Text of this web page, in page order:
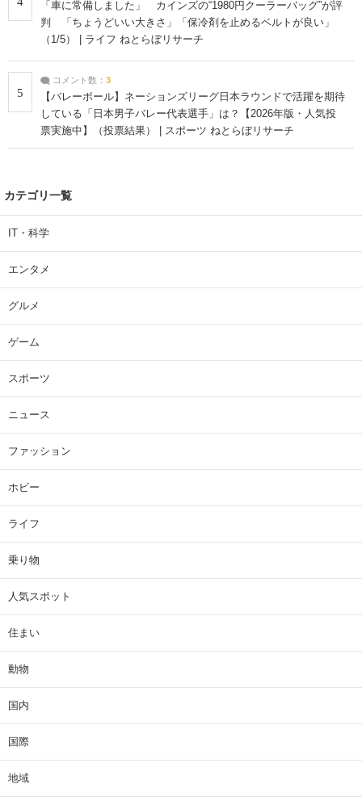
「車に常備しました」 カインズの“1980円クーラーバッグ”が評
判 「ちょうどいい大きさ」「保冷剤を止めるベルトが良い」
（1/5） | ライフ ねとらぼリサーチ
5
コメント数： 3
【バレーボール】ネーションズリーグ日本ラウンドで活躍を期待
している「日本男子バレー代表選手」は？【2026年版・人気投
票実施中】（投票結果） | スポーツ ねとらぼリサーチ
カテゴリ一覧
IT・科学
エンタメ
グルメ
ゲーム
スポーツ
ニュース
ファッション
ホビー
ライフ
乗り物
人気スポット
住まい
動物
国内
国際
地域